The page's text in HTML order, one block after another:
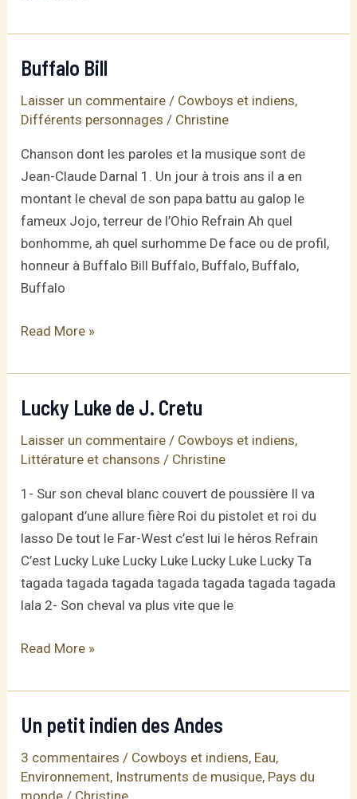
Buffalo Bill
Laisser un commentaire / Cowboys et indiens,
Différents personnages / Christine
Chanson dont les paroles et la musique sont de
Jean-Claude Darnal 1. Un jour à trois ans il a en
montant le cheval de son papa battu au galop le
fameux Jojo, terreur de l’Ohio Refrain Ah quel
bonhomme, ah quel surhomme De face ou de profil,
honneur à Buffalo Bill Buffalo, Buffalo, Buffalo,
Buffalo
Buffalo
Read More »
Lucky Luke de J. Cretu
Laisser un commentaire / Cowboys et indiens,
Littérature et chansons / Christine
1- Sur son cheval blanc couvert de poussière Il va
galopant d’une allure fière Roi du pistolet et roi du
lasso De tout le Far-West c’est lui le héros Refrain
C’est Lucky Luke Lucky Luke Lucky Luke Lucky Ta
tagada tagada tagada tagada tagada tagada tagada
lala 2- Son cheval va plus vite que le
Lucky
de
J.
Cretu
Read More »
Un petit indien des Andes
3 commentaires / Cowboys et indiens, Eau,
Environnement, Instruments de musique, Pays du